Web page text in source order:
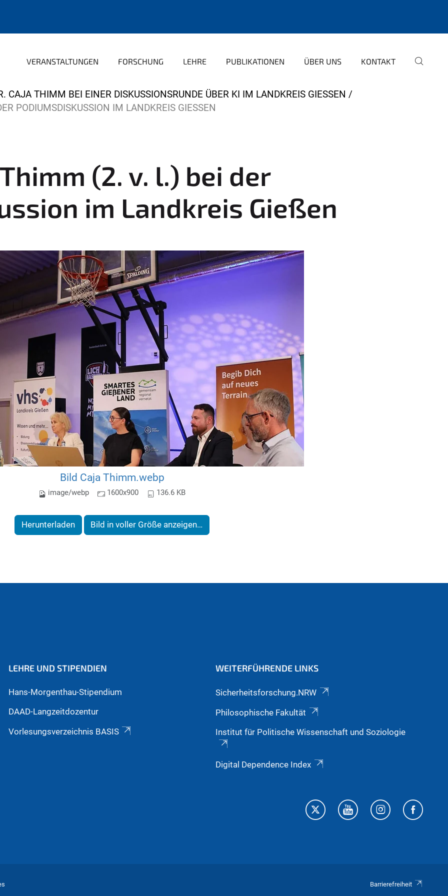
VERANSTALTUNGEN FORSCHUNG LEHRE PUBLIKATIONEN ÜBER UNS KONTAKT
CAJA THIMM BEI EINER DISKUSSIONSRUNDE ÜBER KI IM LANDKREIS GIESSEN
PODIUMSDISKUSSION IM LANDKREIS GIESSEN
(2. v. l.) bei der
im Landkreis Gießen
Bild Caja Thimm.webp
image/webp 1600x900 136.6 KB
Herunterladen Bild in voller Größe anzeigen…
LEHRE UND STIPENDIEN
Hans-Morgenthau-Stipendium
DAAD-Langzeitdozentur
Vorlesungsverzeichnis BASIS
WEITERFÜHRENDE LINKS
Sicherheitsforschung.NRW
Philosophische Fakultät
Institut für Politische Wissenschaft und Soziologie
Digital Dependence Index
Barrierefreiheit